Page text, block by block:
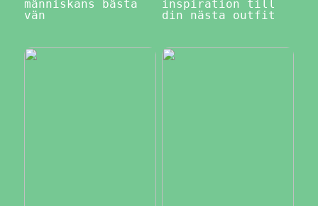
människans bästa
vän
inspiration till
din nästa outfit